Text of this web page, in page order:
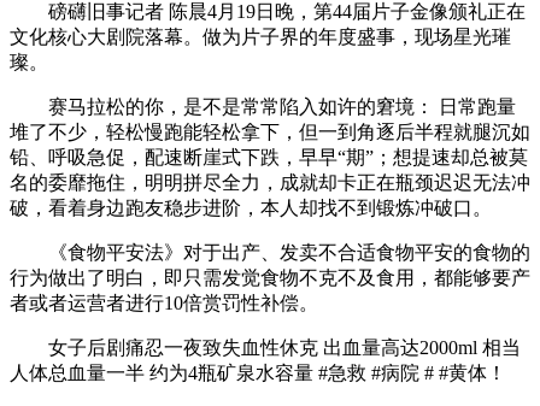
磅礴旧事记者 陈晨4月19日晚，第44届片子金像颁礼正在
文化核心大剧院落幕。做为片子界的年度盛事，现场星光璀
璨。
赛马拉松的你，是不是常常陷入如许的窘境： 日常跑量
堆了不少，轻松慢跑能轻松拿下，但一到角逐后半程就腿沉如
铅、呼吸急促，配速断崖式下跌，早早“期”；想提速却总被莫
名的委靡拖住，明明拼尽全力，成就却卡正在瓶颈迟迟无法冲
破，看着身边跑友稳步进阶，本人却找不到锻炼冲破口。
《食物平安法》对于出产、发卖不合适食物平安的食物的
行为做出了明白，即只需发觉食物不克不及食用，都能够要产
者或者运营者进行10倍赏罚性补偿。
女子后剧痛忍一夜致失血性休克 出血量高达2000ml 相当
人体总血量一半 约为4瓶矿泉水容量 #急救 #病院 # #黄体！